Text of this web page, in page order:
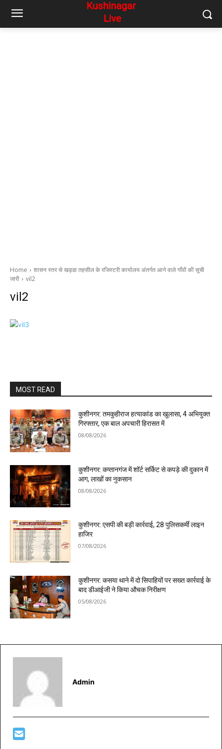
Home
शासन स्तर से खड्डा तहसील के रजिस्टरी कार्यालय अंतर्गत आने वाले गाँवों की सूची
जारी
vil2
vil2
MOST READ
कुशीनगर: तमकुहीराज हत्याकांड का खुलासा, 4 अभियुक्त
गिरफ्तार, एक बाल अपचारी हिरासत में
08/08/2026
कुशीनगर: कप्तानगंज में शॉर्ट सर्किट से कपड़े की दुकान में
आग, लाखों का नुकसान
08/08/2026
कुशीनगर: एसपी की बड़ी कार्रवाई, 28 पुलिसकर्मी लाइन
हाजिर
07/08/2026
कुशीनगर: कसया थाने में दो सिपाहियों पर सख्त कार्रवाई के
बाद डीआईजी ने किया औचक निरीक्षण
05/08/2026
Admin